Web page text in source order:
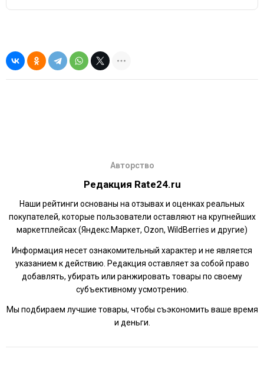
Авторство
Редакция Rate24.ru
Наши рейтинги основаны на отзывах и оценках реальных
покупателей, которые пользователи оставляют на крупнейших
маркетплейсах (Яндекс.Маркет, Ozon, WildBerries и другие)
Информация несет ознакомительный характер и не является
указанием к действию. Редакция оставляет за собой право
добавлять, убирать или ранжировать товары по своему
субъективному усмотрению.
Мы подбираем лучшие товары, чтобы съэкономить ваше время
и деньги.